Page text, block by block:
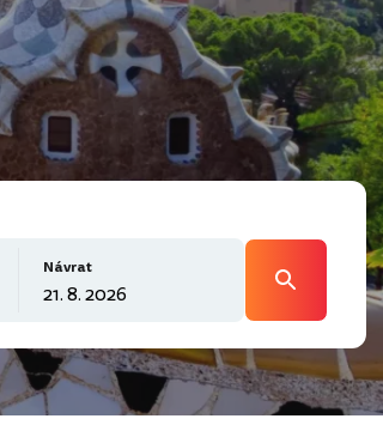
Návrat